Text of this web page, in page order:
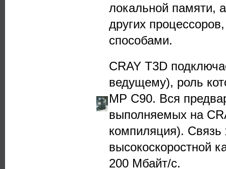
локальной памяти,
других
способами.
CRAY T3D
ведущему), роль
MP C90. Вся
выполняемых на
компиляция).
высокоскоростной
200 Mбайт/с.